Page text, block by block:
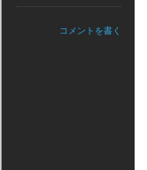
コメントを書く